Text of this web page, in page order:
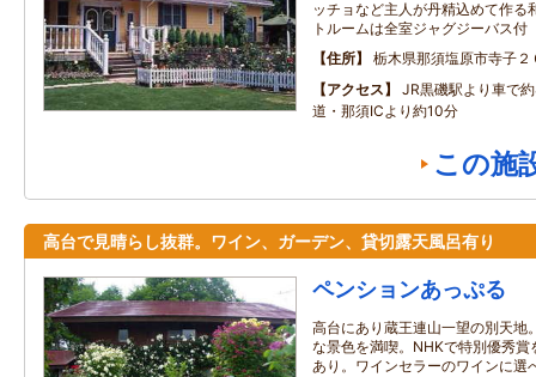
ッチョなど主人が丹精込めて作る
トルームは全室ジャグジーバス付
住所
栃木県那須塩原市寺子２
アクセス
JR黒磯駅より車で
道・那須ICより約10分
この施
高台で見晴らし抜群。ワイン、ガーデン、貸切露天風呂有り
ペンションあっぷる
高台にあり蔵王連山一望の別天地
な景色を満喫。NHKで特別優秀
あり。ワインセラーのワインに選